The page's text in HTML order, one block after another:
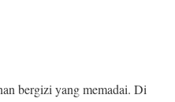
bergizi yang memadai. Di